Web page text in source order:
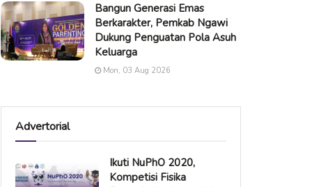
Bangun Generasi Emas
Berkarakter, Pemkab Ngawi
Dukung Penguatan Pola Asuh
Keluarga
Mon, 03 Aug 2026
Advertorial
Ikuti NuPhO 2020,
Kompetisi Fisika